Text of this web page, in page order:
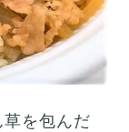
を包んだ